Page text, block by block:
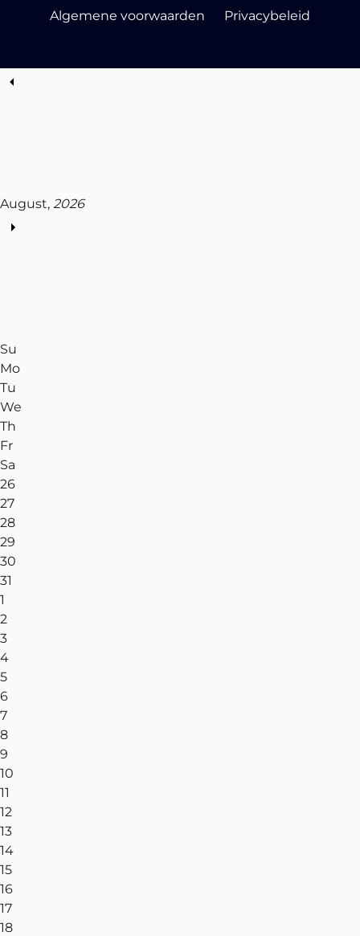
Algemene voorwaarden Privacybeleid
August, 2026
Su
Mo
Tu
We
Th
Fr
Sa
26
27
28
29
30
31
1
2
3
4
5
6
7
8
9
10
11
12
13
14
15
16
17
18